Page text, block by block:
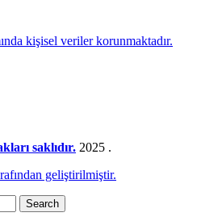
kişisel veriler korunmaktadır.
saklıdır. 2025 .
geliştirilmiştir.
Search